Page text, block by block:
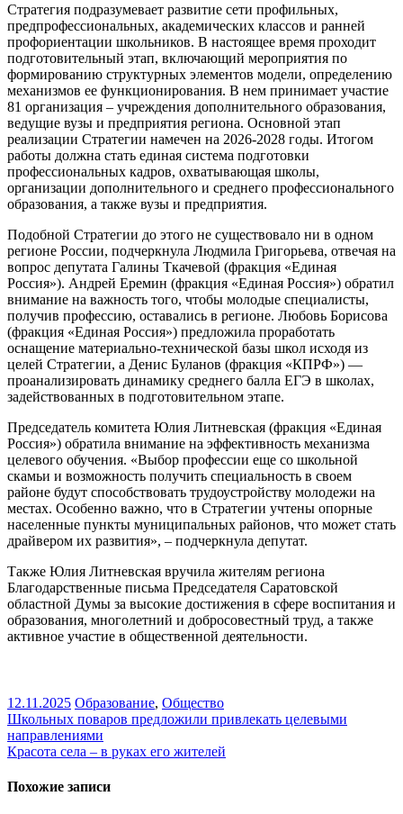
Стратегия подразумевает развитие сети профильных,
предпрофессиональных, академических классов и ранней
профориентации школьников. В настоящее время проходит
подготовительный этап, включающий мероприятия по
формированию структурных элементов модели, определению
механизмов ее функционирования. В нем принимает участие
81 организация – учреждения дополнительного образования,
ведущие вузы и предприятия региона. Основной этап
реализации Стратегии намечен на 2026-2028 годы. Итогом
работы должна стать единая система подготовки
профессиональных кадров, охватывающая школы,
организации дополнительного и среднего профессионального
образования, а также вузы и предприятия.
Подобной Стратегии до этого не существовало ни в одном
регионе России, подчеркнула Людмила Григорьева, отвечая на
вопрос депутата Галины Ткачевой (фракция «Единая
Россия»). Андрей Еремин (фракция «Единая Россия») обратил
внимание на важность того, чтобы молодые специалисты,
получив профессию, оставались в регионе. Любовь Борисова
(фракция «Единая Россия») предложила проработать
оснащение материально-технической базы школ исходя из
целей Стратегии, а Денис Буланов (фракция «КПРФ») —
проанализировать динамику среднего балла ЕГЭ в школах,
задействованных в подготовительном этапе.
Председатель комитета Юлия Литневская (фракция «Единая
Россия») обратила внимание на эффективность механизма
целевого обучения. «Выбор профессии еще со школьной
скамьи и возможность получить специальность в своем
районе будут способствовать трудоустройству молодежи на
местах. Особенно важно, что в Стратегии учтены опорные
населенные пункты муниципальных районов, что может стать
драйвером их развития», – подчеркнула депутат.
Также Юлия Литневская вручила жителям региона
Благодарственные письма Председателя Саратовской
областной Думы за высокие достижения в сфере воспитания и
образования, многолетний и добросовестный труд, а также
активное участие в общественной деятельности.
12.11.2025 Образование, Общество
Навигация
по
Школьных поваров предложили привлекать целевыми
направлениями
Красота села – в руках его жителей
Похожие записи